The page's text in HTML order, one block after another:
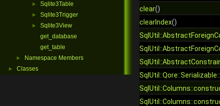
► Sqlite3Table
► Sqlite3Trigger
►
Sqlite3View
get_database
get_table
► Namespace Members
► Classes
clear()
clearIndex()